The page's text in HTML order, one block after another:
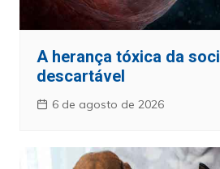
A herança tóxica da
descartável
6 de agosto de 2026